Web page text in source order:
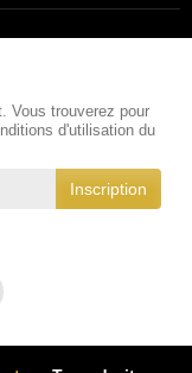
Vous trouverez pour
d'utilisation du